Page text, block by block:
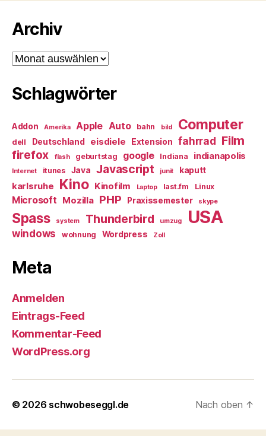
Archiv
Archiv
Schlagwörter
Addon Amerika Apple Auto bahn bild Computer
dell Deutschland eisdiele Extension fahrrad Film
firefox flash geburtstag google Indiana indianapolis
Internet itunes Java Javascript junit kaputt
karlsruhe Kino Kinofilm Laptop last.fm Linux
Microsoft Mozilla PHP Praxissemester skype
Spass system Thunderbird umzug USA
windows wohnung Wordpress Zoll
Meta
Anmelden
Eintrags-Feed
Kommentar-Feed
WordPress.org
© 2026 schwobeseggl.de Nach oben ↑